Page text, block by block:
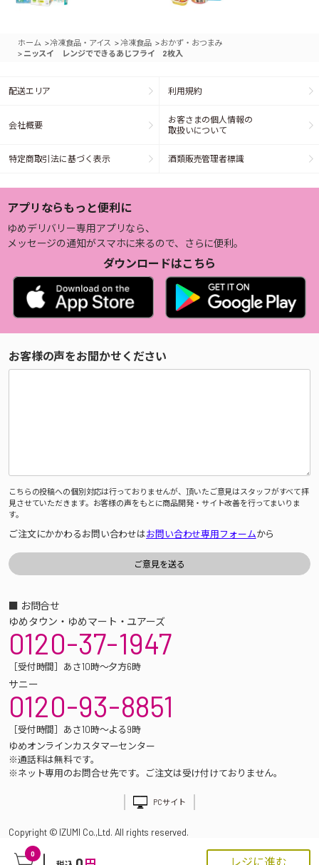
0
レジに進む
ホーム >冷凍食品・アイス > 冷凍食品 >おかず・おつまみ
> ニッスイ レンジでできるあじフライ 2枚入
配送エリア 利用規約
会社概要
お客さまの個人情報の
取扱いについて
特定商取引法に基づく表示 酒類販売管理者標識
アプリならもっと便利に
ゆめデリバリー専用アプリなら、
メッセージの通知がスマホに来るので、さらに便利。
ダウンロードはこちら
お客様の声をお聞かせください
こちらの投稿への個別対応は行っておりませんが、頂いたご意見はスタッフがすべて拝
見させていただきます。お客様の声をもとに商品開発・サイト改善を行ってまいりま
す。
ご注文にかかわるお問い合わせはお問い合わせ専用フォームから
■ お問合せ
ゆめタウン・ゆめマート・ユアーズ
0120-37-1947
［受付時間］あさ10時～夕方6時
サニー
0120-93-8851
［受付時間］あさ10時～よる9時
ゆめオンラインカスタマーセンター
※通話料は無料です。
※ネット専用のお問合せ先です。ご注文は受け付けておりません。
PCサイト
Copyright © IZUMI Co.,Ltd. All rights reserved.